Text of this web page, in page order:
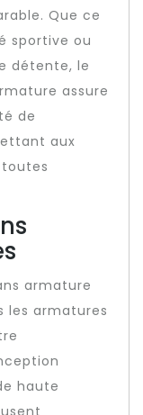
Que ce
sportive ou
détente, le
assure
de
aux
armature
les armatures
haute